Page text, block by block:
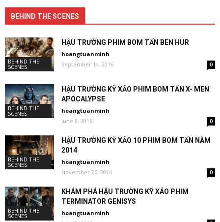
BEHIND THE SCENES
BEHIND THE
SCENES
HẬU TRƯỜNG PHIM BOM TẤN BEN HUR
hoangtuanminh
September 14, 2016
0
BEHIND THE
SCENES
HẬU TRƯỜNG KỸ XẢO PHIM BOM TẤN X- MEN
APOCALYPSE
hoangtuanminh
June 8, 2016
0
BEHIND THE
SCENES
HẬU TRƯỜNG KỸ XẢO 10 PHIM BOM TẤN NĂM
2014
hoangtuanminh
November 25, 2014
0
BEHIND THE
SCENES
KHÁM PHÁ HẬU TRƯỜNG KỸ XẢO PHIM
TERMINATOR GENISYS
hoangtuanminh